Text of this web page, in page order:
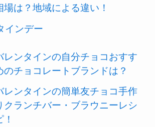
場は？地域による違い！
インデー
レンタインの自分チョコおすす
のチョコレートブランドは？
レンタインの簡単友チョコ手作
クランチバー・ブラウニーレシ
！